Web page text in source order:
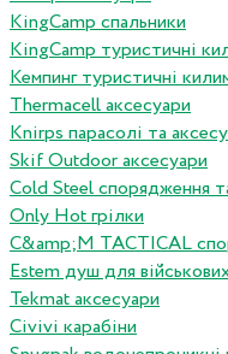
KingCamp спальники
KingCamp туристичні
Кемпинг туристичні
Thermacell аксесуари
Knirps парасолі та
Skif Outdoor аксесуари
Cold Steel спорядження
Only Hot грілки
C&amp;M TACTICAL
Estem душ для
Tekmat аксесуари
Сivivi карабіни